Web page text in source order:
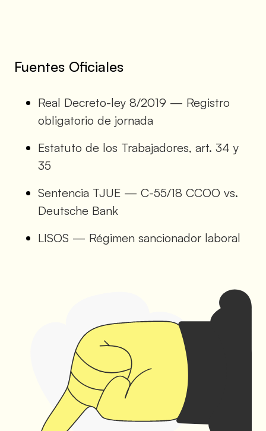
Fuentes Oficiales
Real Decreto-ley 8/2019 — Registro
obligatorio de jornada
Estatuto de los Trabajadores, art. 34 y
35
Sentencia TJUE — C-55/18 CCOO vs.
Deutsche Bank
LISOS — Régimen sancionador laboral